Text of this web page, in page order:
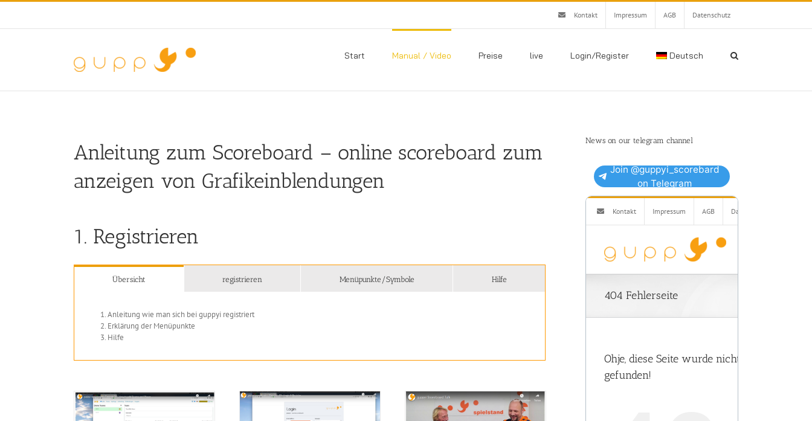
Zum
springen
Kontakt Impressum AGB Datenschutz
Start Manual / Video Preise live Login/Register Deutsch
Anleitung zum Scoreboard – online scoreboard zum
anzeigen von Grafikeinblendungen
1. Registrieren
Übersicht registrieren Menüpunkte/Symbole Hilfe
Anleitung wie man sich bei guppyi registriert
Erklärung der Menüpunkte
Hilfe
News on our telegram channel
Join @guppyi_scorebard
on Telegram